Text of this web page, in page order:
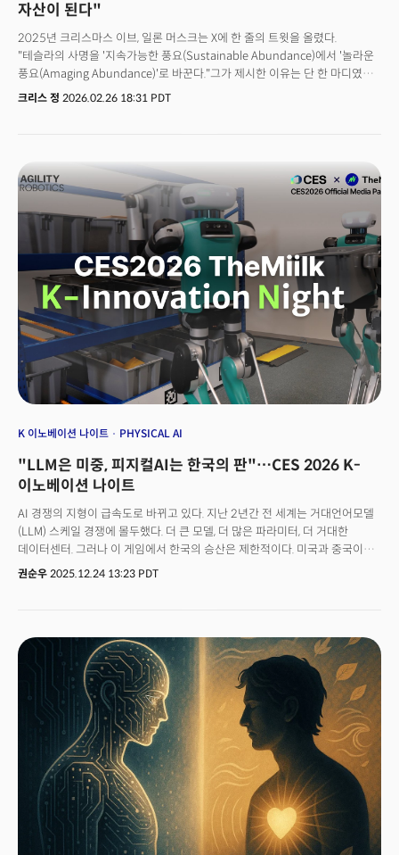
자산이 된다"
2025년 크리스마스 이브, 일론 머스크는 X에 한 줄의 트윗을 올렸다.
"테슬라의 사명을 '지속가능한 풍요(Sustainable Abundance)에서 '놀라운
풍요(Amaging Abundance)'로 바꾼다."그가 제시한 이유는 단 한 마디였다.
후자가 더 즐겁다는 것. 머스크는 이를 단순한 단어의 교체처럼 제시했지만
산업 구조와 부의 법칙, 그리고 인류의 노동이라는 개념 자체를 뒤흔드는
패러다임의 전환이라고 해석했다.
크리스 정 2026.02.26 18:31 PDT
K 이노베이션 나이트 PHYSICAL AI
"LLM은 미중, 피지컬AI는 한국의 판"…CES 2026 K-
이노베이션 나이트
AI 경쟁의 지형이 급속도로 바뀌고 있다. 지난 2년간 전 세계는 거대언어모델
(LLM) 스케일 경쟁에 몰두했다. 더 큰 모델, 더 많은 파라미터, 더 거대한
데이터센터. 그러나 이 게임에서 한국의 승산은 제한적이다. 미국과 중국이
수조 원 단위 인프라로 벌이는 소모전에 뛰어들기엔 체급이 다르다.하지만
경쟁의 핵심 키워드가 될 전망이다.피지컬 AI는 LLM과 다른 게임이다.
소프트웨어만으로는 완성되지 않는다. 반도체, 센서, 액추에이터, 정밀 제조,
그리고 이 모든 것을 통합할 수 있는 산업 생태계가 필요하다. 한국은 이
조건을 갖춘 몇 안 되는 국가다. 반도체 파운드리, 배터리, 자동차, 조선,
로봇까지. 피지컬 AI가 실제로 작동할 수 있는 산업 기반을 모두 보유하고
있다.‘K-이노베이션 나이트 : CES2026’은 이 질문에 대한 답을 찾는 자리다.
크로스보더 미디어 더밀크(TheMiilk, 대표 손재권)가 주최하는 이 행사는
2026년 1월 7일 오후 6시 라스베이거스 모튼스(Morton’s)에서 열린다. 이
자리에서는 대한민국의 주요 인사들과의 네트워킹과 함께 피지컬 AI 시대에
한국이 어떤 포지션을 잡아야 하는지, 글로벌 현장의 목소리로 검증하는 전략
세션이 진행된다. 👉 K-이노베이션 나이트 등록 바로가기
권순우 2025.12.24 13:23 PDT